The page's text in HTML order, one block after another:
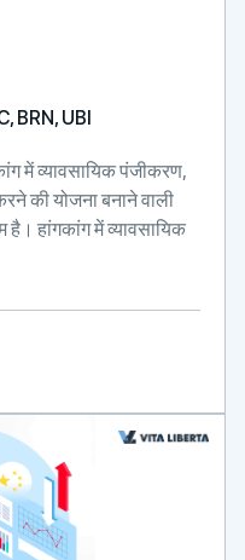
BRN, UBI
में व्यावसायिक पंजीकरण,
की योजना बनाने वाली
है। हांगकांग में व्यावसायिक